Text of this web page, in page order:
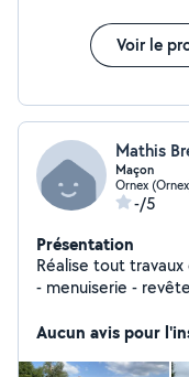
Voir le
Mathis
Maçon
Ornex
-/5
Présentation
Réalise tout
- menuiserie -
Aucun avis pour